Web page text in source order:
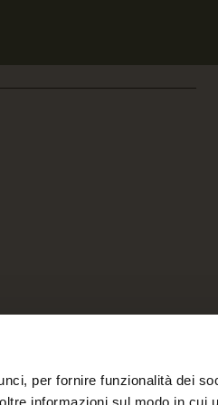
per fornire funzionalità dei